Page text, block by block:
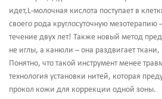
идет,L-молочная кислота поступает в
своего рода круглосуточную мезотерапию
течение двух лет! Также новый метод
не иглы, а канюли – она раздвигает
Понятно, что такой инструмент менее
технология установки нитей, которая
прокол кожи для коррекции одной зоны.